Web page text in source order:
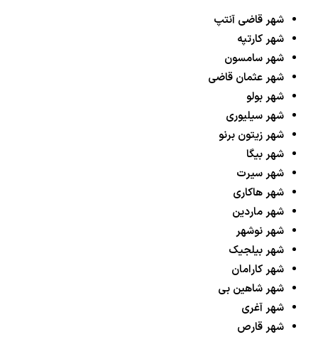
شهر قاضی آنتپ
شهر کارتپه
شهر سامسون
شهر عثمان قاضی
شهر بولو
شهر سیلیوری
شهر زیتون برنو
شهر بیگا
شهر سیرت
شهر هاکاری
شهر ماردین
شهر نوشهر
شهر بیلجیک
شهر کارامان
شهر شاهین بی
شهر آغری
شهر قارص